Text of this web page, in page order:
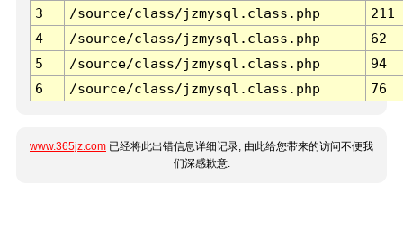
3 /source/class/jzmysql.class.php
211
4
/source/class/jzmysql.class.php
62
5
/source/class/jzmysql.class.php
94
6
/source/class/jzmysql.class.php 76
www.365jz.com 已经将此出错信息详细记录, 由此给您带来的访问不便我
们深感歉意.